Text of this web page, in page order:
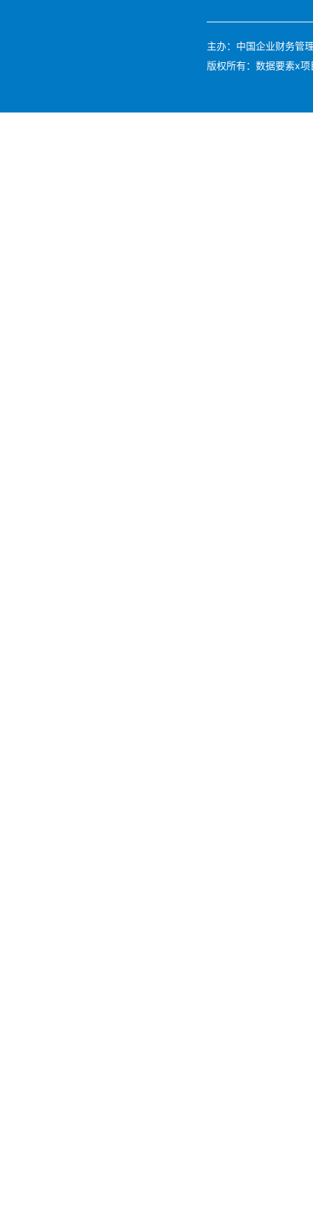
主办：中国企业财务
版权所有：数据要素x